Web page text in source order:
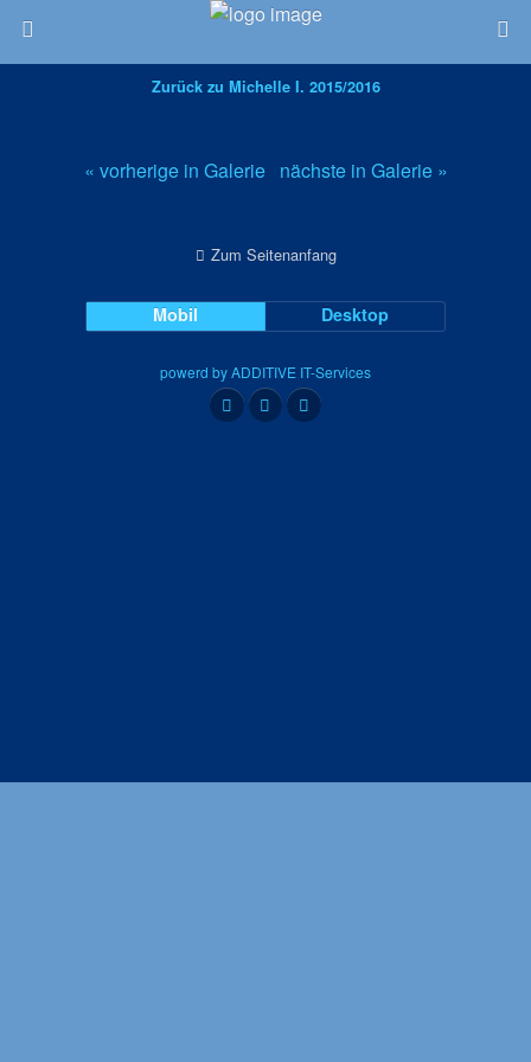
Zurück zu Michelle I. 2015/2016
« vorherige in Galerie nächste in Galerie »
Zum Seitenanfang
Mobil Desktop
powerd by ADDITIVE IT-Services